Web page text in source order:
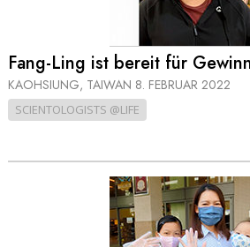
Fang-Ling ist bereit für
KAOHSIUNG, TAIWAN 8. FEBRUAR 2022
SCIENTOLOGISTS @LIFE